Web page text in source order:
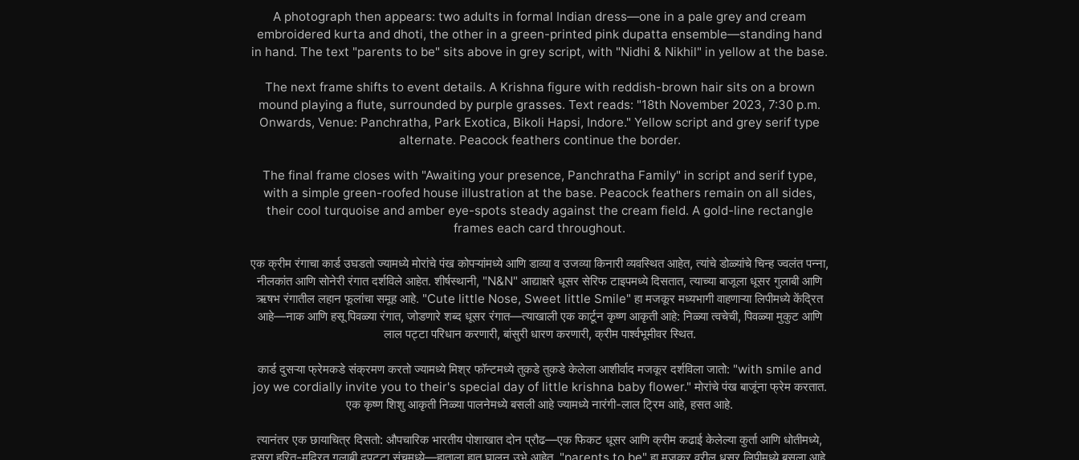
A photograph then appears: two adults in formal Indian dress—one in a pale grey and cream
embroidered kurta and dhoti, the other in a green-printed pink dupatta ensemble—standing hand
in hand. The text "parents to be" sits above in grey script, with "Nidhi & Nikhil" in yellow at the base.
The next frame shifts to event details. A Krishna figure with reddish-brown hair sits on a brown
mound playing a flute, surrounded by purple grasses. Text reads: "18th November 2023, 7:30 p.m.
Onwards, Venue: Panchratha, Park Exotica, Bikoli Hapsi, Indore." Yellow script and grey serif type
alternate. Peacock feathers continue the border.
The final frame closes with "Awaiting your presence, Panchratha Family" in script and serif type,
with a simple green-roofed house illustration at the base. Peacock feathers remain on all sides,
their cool turquoise and amber eye-spots steady against the cream field. A gold-line rectangle
frames each card throughout.
एक क्रीम रंगाचा कार्ड उघडतो ज्यामध्ये मोरांचे पंख कोपऱ्यांमध्ये आणि डाव्या व उजव्या किनारी व्यवस्थित आहेत, त्यांचे डोळ्यांचे चिन्ह ज्वलंत पन्ना,
नीलकांत आणि सोनेरी रंगात दर्शविले आहेत. शीर्षस्थानी, "N&N" आद्याक्षरे धूसर सेरिफ टाइपमध्ये दिसतात, त्याच्या बाजूला धूसर गुलाबी आणि
ऋषभ रंगातील लहान फूलांचा समूह आहे. "Cute little Nose, Sweet little Smile" हा मजकूर मध्यभागी वाहणाऱ्या लिपीमध्ये केंद्रित
आहे—नाक आणि हसू पिवळ्या रंगात, जोडणारे शब्द धूसर रंगात—त्याखाली एक कार्टून कृष्ण आकृती आहे: निळ्या त्वचेची, पिवळ्या मुकुट आणि
लाल पट्टा परिधान करणारी, बांसुरी धारण करणारी, क्रीम पार्श्वभूमीवर स्थित.
कार्ड दुसऱ्या फ्रेमकडे संक्रमण करतो ज्यामध्ये मिश्र फॉन्टमध्ये तुकडे तुकडे केलेला आशीर्वाद मजकूर दर्शविला जातो: "with smile and
joy we cordially invite you to their's special day of little krishna baby flower." मोरांचे पंख बाजूंना फ्रेम करतात.
एक कृष्ण शिशु आकृती निळ्या पालनेमध्ये बसली आहे ज्यामध्ये नारंगी-लाल ट्रिम आहे, हसत आहे.
त्यानंतर एक छायाचित्र दिसतो: औपचारिक भारतीय पोशाखात दोन प्रौढ—एक फिकट धूसर आणि क्रीम कढाई केलेल्या कुर्ता आणि धोतीमध्ये,
दुसरा हरित-मुद्रित गुलाबी दुपट्टा संचमध्ये—हाताला हात घालून उभे आहेत. "parents to be" हा मजकूर वरील धूसर लिपीमध्ये बसला आहे,